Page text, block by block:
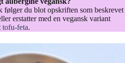
følger du blot opskriften som beskrevet
erstatter med en vegansk variant
tofu-feta.